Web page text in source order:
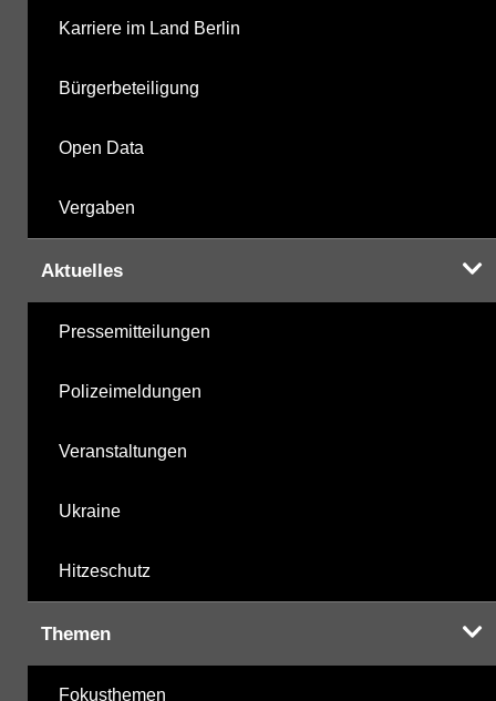
Karriere im Land Berlin
Bürgerbeteiligung
Open Data
Vergaben
Aktuelles
Pressemitteilungen
Polizeimeldungen
Veranstaltungen
Ukraine
Hitzeschutz
Themen
Fokusthemen